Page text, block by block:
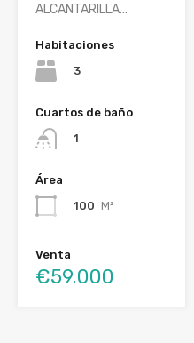
ALCANTARILLA…
Habitaciones
3
Cuartos de baño
1
Área
100 M²
Venta
€59.000